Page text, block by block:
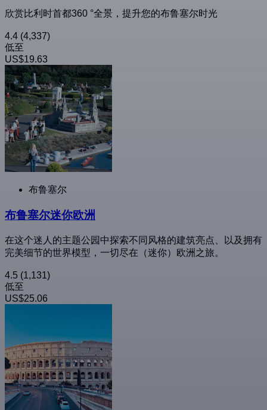
欣赏比利时首都360 °全景，提升您的布鲁塞尔时光
4.4 (4,337)
低至
US$19.63
布鲁塞尔
布鲁塞尔迷你欧洲
在这个迷人的主题公园中探索不同风格的建筑亮点、以及拥有
完美细节的世界模型，一切尽在（迷你）欧洲之旅。
4.5 (1,131)
低至
US$25.06